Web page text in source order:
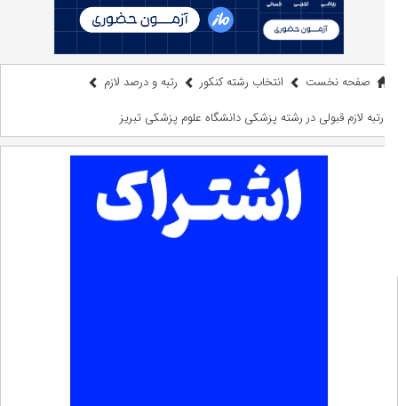
صفحه نخست انتخاب رشته کنکور
رتبه و درصد لازم
رتبه لازم قبولی در رشته پزشکی دانشگاه علوم پزشکی تبریز